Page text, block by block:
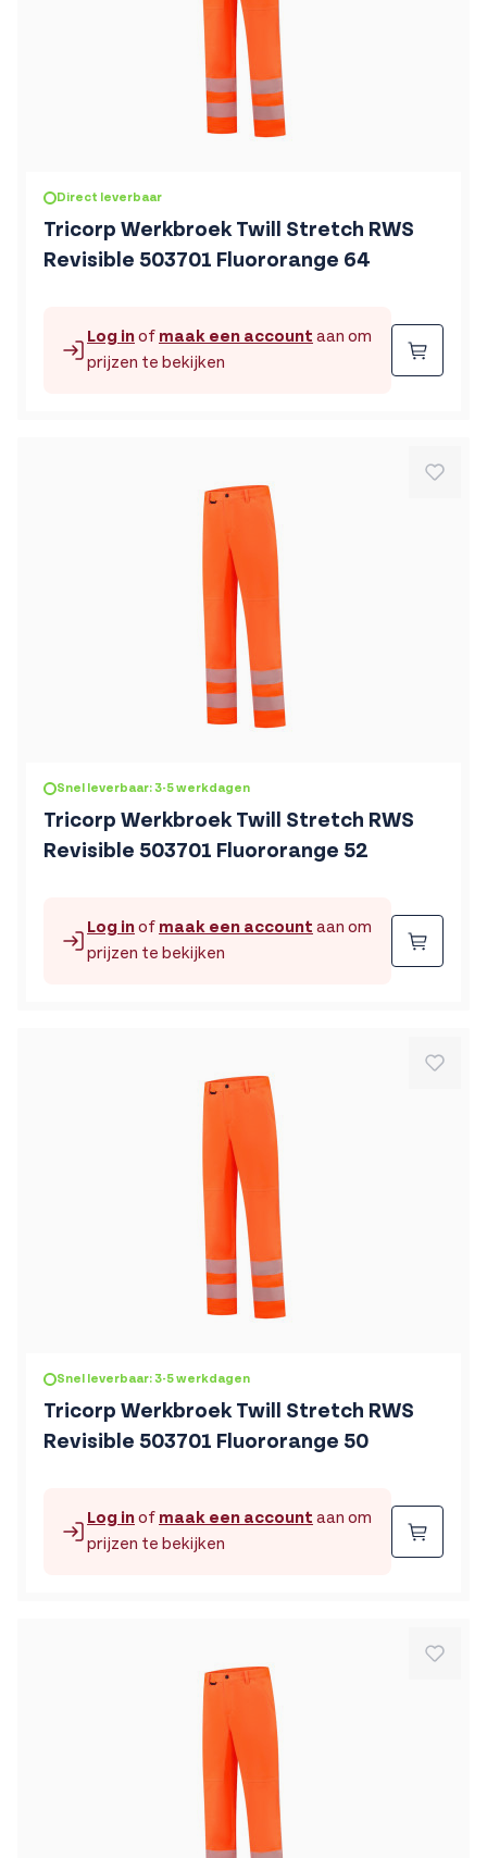
Direct leverbaar
Tricorp Werkbroek Twill Stretch RWS
Revisible 503701 Fluororange 64
Log inof maak een account aan om
prijzen te bekijken
Snel leverbaar: 3-5 werkdagen
Tricorp Werkbroek Twill Stretch RWS
Revisible 503701 Fluororange 52
Log inof maak een account aan om
prijzen te bekijken
Snel leverbaar: 3-5 werkdagen
Tricorp Werkbroek Twill Stretch RWS
Revisible 503701 Fluororange 50
Log inof maak een account aan om
prijzen te bekijken